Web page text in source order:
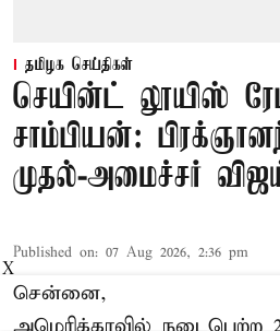
தமிழக செய்திகள்
செயின்ட் லூயிஸ்
சாம்பியன்:
முதல்-அமைச்சர்
Published on: 07 Aug 2026, 2:36 pm
சென்னை,
X